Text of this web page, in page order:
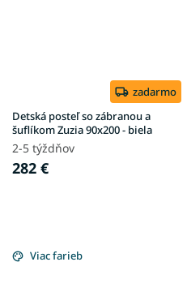
zadarmo
Detská posteľ so zábranou a
šuflíkom Zuzia 90x200 - biela
2-5 týždňov
282 €
Viac farieb